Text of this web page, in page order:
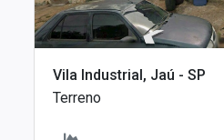
Vila Industrial, Jaú - SP
Terreno